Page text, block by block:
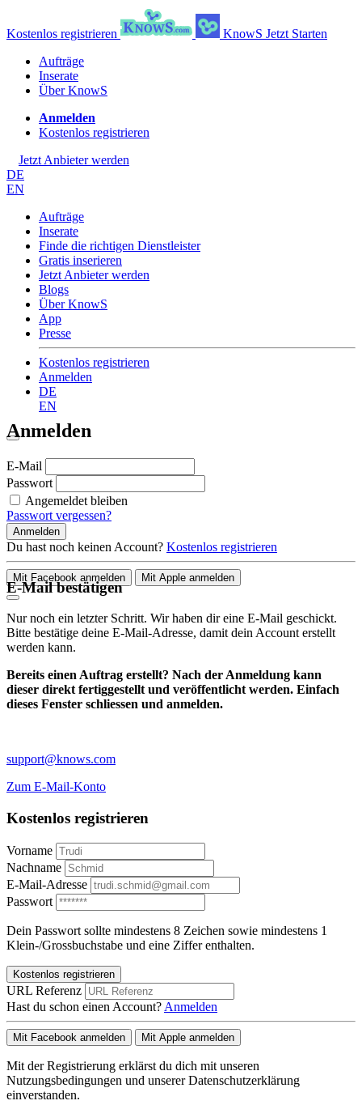
Kostenlos registrieren KnowS Jetzt Starten
Aufträge
Inserate
Über KnowS
Anmelden
Kostenlos registrieren
Jetzt Anbieter werden
DE
EN
Aufträge
Inserate
Finde die richtigen Dienstleister
Gratis inserieren
Jetzt Anbieter werden
Blogs
Über KnowS
App
Presse
Kostenlos registrieren
Anmelden
DE
EN
Anmelden
E-Mail
Passwort
Angemeldet bleiben
Passwort vergessen?
Anmelden
Du hast noch keinen Account? Kostenlos registrieren
Mit Facebook anmelden Mit Apple anmelden
E-Mail bestätigen
Nur noch ein letzter Schritt. Wir haben dir eine E-Mail geschickt.
Bitte bestätige deine E-Mail-Adresse, damit dein Account erstellt
werden kann.
Bereits einen Auftrag erstellt? Nach der Anmeldung kann
dieser direkt fertiggestellt und veröffentlicht werden. Einfach
dieses Fenster schliessen und anmelden.
support@knows.com
Zum E-Mail-Konto
Kostenlos registrieren
Vorname
Nachname
E-Mail-Adresse
Passwort
Dein Passwort sollte mindestens 8 Zeichen sowie mindestens 1
Klein-/Grossbuchstabe und eine Ziffer enthalten.
Kostenlos registrieren
URL Referenz
Hast du schon einen Account? Anmelden
Mit Facebook anmelden Mit Apple anmelden
Mit der Registrierung erklärst du dich mit unseren
Nutzungsbedingungen und unserer Datenschutzerklärung
einverstanden.